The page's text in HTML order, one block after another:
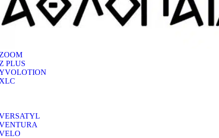
PLUS